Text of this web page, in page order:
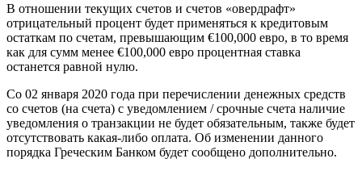
В отношении текущих счетов и счетов «овердрафт»
отрицательный процент будет применяться к кредитовым
остаткам по счетам, превышающим €100,000 евро, в то время
как для сумм менее €100,000 евро процентная ставка
останется равной нулю.
Со 02 января 2020 года при перечислении денежных средств
со счетов (на счета) с уведомлением / срочные счета наличие
уведомления о транзакции не будет обязательным, также будет
отсутствовать какая-либо оплата. Об изменении данного
порядка Греческим Банком будет сообщено дополнительно.